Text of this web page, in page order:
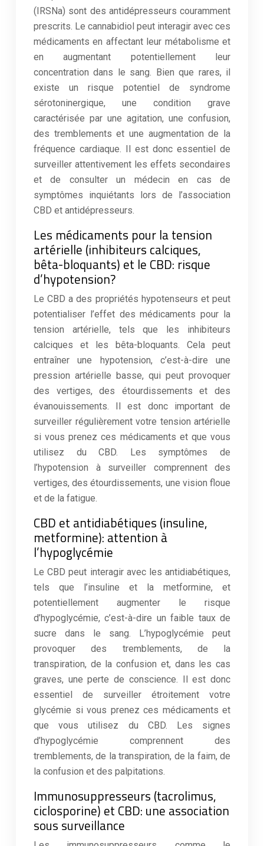
(IRSNa) sont des antidépresseurs couramment
prescrits. Le cannabidiol peut interagir avec ces
médicaments en affectant leur métabolisme et
en augmentant potentiellement leur
concentration dans le sang. Bien que rares, il
existe un risque potentiel de syndrome
sérotoninergique, une condition grave
caractérisée par une agitation, une confusion,
des tremblements et une augmentation de la
fréquence cardiaque. Il est donc essentiel de
surveiller attentivement les effets secondaires
et de consulter un médecin en cas de
symptômes inquiétants lors de l’association
CBD et antidépresseurs.
Les médicaments pour la tension
artérielle (inhibiteurs calciques,
bêta-bloquants) et le CBD: risque
d’hypotension?
Le CBD a des propriétés hypotenseurs et peut
potentialiser l’effet des médicaments pour la
tension artérielle, tels que les inhibiteurs
calciques et les bêta-bloquants. Cela peut
entraîner une hypotension, c’est-à-dire une
pression artérielle basse, qui peut provoquer
des vertiges, des étourdissements et des
évanouissements. Il est donc important de
surveiller régulièrement votre tension artérielle
si vous prenez ces médicaments et que vous
utilisez du CBD. Les symptômes de
l’hypotension à surveiller comprennent des
vertiges, des étourdissements, une vision floue
et de la fatigue.
CBD et antidiabétiques (insuline,
metformine): attention à
l’hypoglycémie
Le CBD peut interagir avec les antidiabétiques,
tels que l’insuline et la metformine, et
potentiellement augmenter le risque
d’hypoglycémie, c’est-à-dire un faible taux de
sucre dans le sang. L’hypoglycémie peut
provoquer des tremblements, de la
transpiration, de la confusion et, dans les cas
graves, une perte de conscience. Il est donc
essentiel de surveiller étroitement votre
glycémie si vous prenez ces médicaments et
que vous utilisez du CBD. Les signes
d’hypoglycémie comprennent des
tremblements, de la transpiration, de la faim, de
la confusion et des palpitations.
Immunosuppresseurs (tacrolimus,
ciclosporine) et CBD: une association
sous surveillance